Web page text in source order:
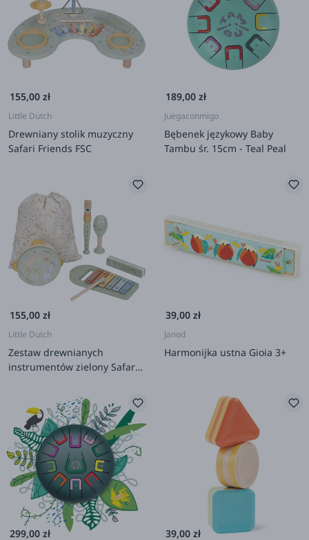
155,00 zł
Little Dutch
Drewniany stolik muzyczny
Safari Friends FSC
189,00 zł
Juegaconmigo
Bębenek językowy Baby
Tambu śr. 15cm - Teal Peal
155,00 zł
Little Dutch
Zestaw drewnianych
instrumentów zielony Safari
39,00 zł
Janod
Harmonijka ustna Gioia 3+
299,00 zł 39,00 zł